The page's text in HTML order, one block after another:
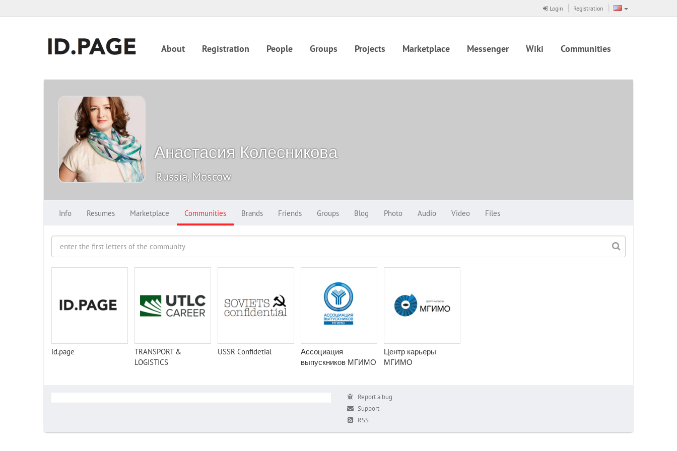
Login Registration
About Registration People Groups Projects Marketplace Messenger Wiki Communities
Анастасия Колесникова
Russia, Moscow
Info Resumes Marketplace Communities Brands Friends Groups Blog Photo Audio Video Files
id.page
TRANSPORT &
LOGISTICS
USSR Confidetial
Ассоциация
выпускников МГИМО
Центр карьеры
МГИМО
Report a bug
Support
RSS